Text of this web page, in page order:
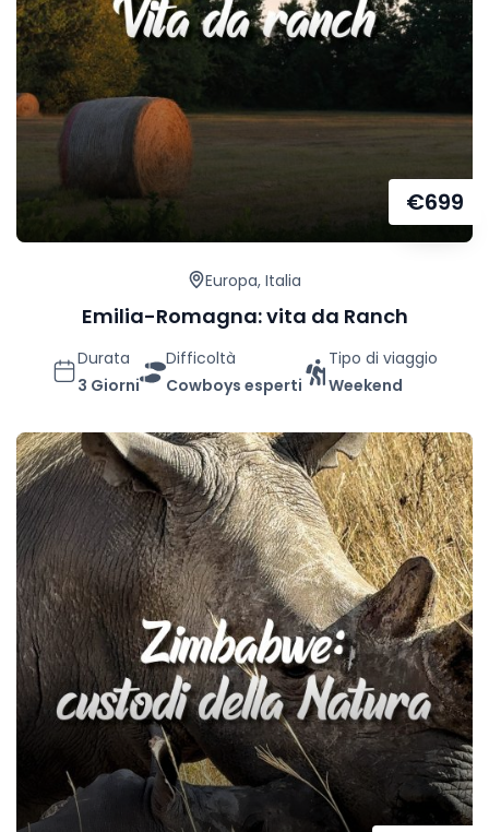
€699
Europa, Italia
Emilia-Romagna: vita da Ranch
Durata
3 Giorni
Difficoltà
Cowboys esperti
Tipo di viaggio
Weekend